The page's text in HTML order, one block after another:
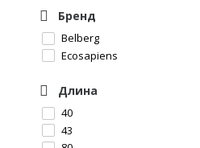
Бренд
Belberg
Ecosapiens
Длина
40
43